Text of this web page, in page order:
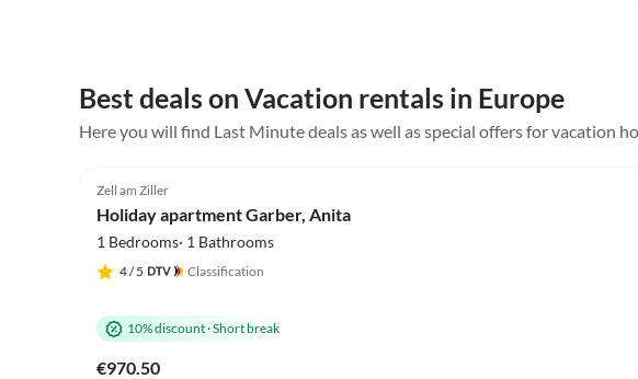
Best deals on Vacation rentals in Europe
Here you will find Last Minute deals as well as special offers for vacation
Zell am Ziller
Holiday apartment Garber, Anita
1 Bedrooms· 1 Bathrooms
4/ 5 Classification
10% discount·Short break
€970.50